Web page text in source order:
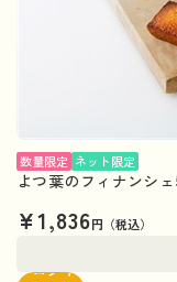
数量限定 ネット限定
よつ葉のフィナンシェ
¥1,836円（税込）
ログイ